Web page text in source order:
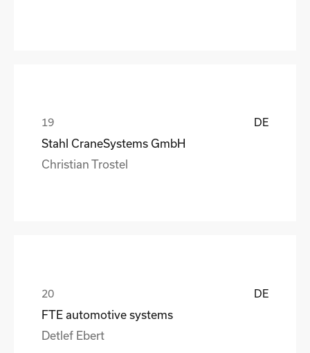
DE
Stahl CraneSystems GmbH
Christian Trostel
DE
FTE automotive systems
Detlef Ebert